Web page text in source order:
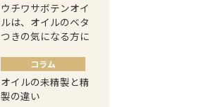
ウチワサボテンオイ
ルは、オイルのベタ
つきの気になる方に
コラム
オイルの未精製と精
製の違い